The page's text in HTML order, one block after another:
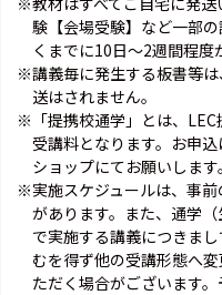
験【会場受験】など一部
くまでに10日～2週間程度
※講義毎に発生する板書等
送はされません。
※「提携校通学」とは、
受講料となります。お申
ショップにてお願いします
※実施スケジュールは、事
があります。また、通学
で実施する講義につきま
むを得ず他の受講形態へ
ただく場合がございます。